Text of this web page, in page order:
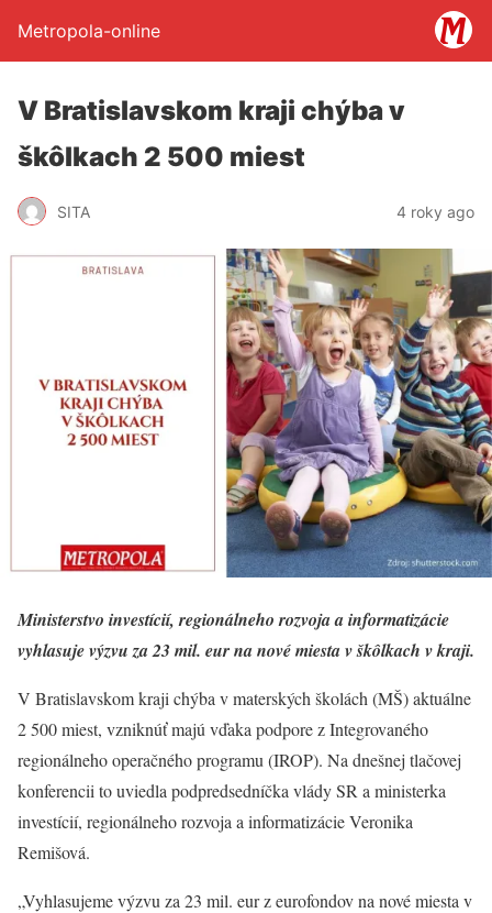
Metropola-online
V Bratislavskom kraji chýba v
škôlkach 2 500 miest
SITA 4 roky ago
Ministerstvo investícií, regionálneho rozvoja a informatizácie
vyhlasuje výzvu za 23 mil. eur na nové miesta v škôlkach v kraji.
V Bratislavskom kraji chýba v materských školách (MŠ) aktuálne
2 500 miest, vzniknúť majú vďaka podpore z Integrovaného
regionálneho operačného programu (IROP). Na dnešnej tlačovej
konferencii to uviedla podpredsedníčka vlády SR a ministerka
investícií, regionálneho rozvoja a informatizácie Veronika
Remišová.
„Vyhlasujeme výzvu za 23 mil. eur z eurofondov na nové miesta v